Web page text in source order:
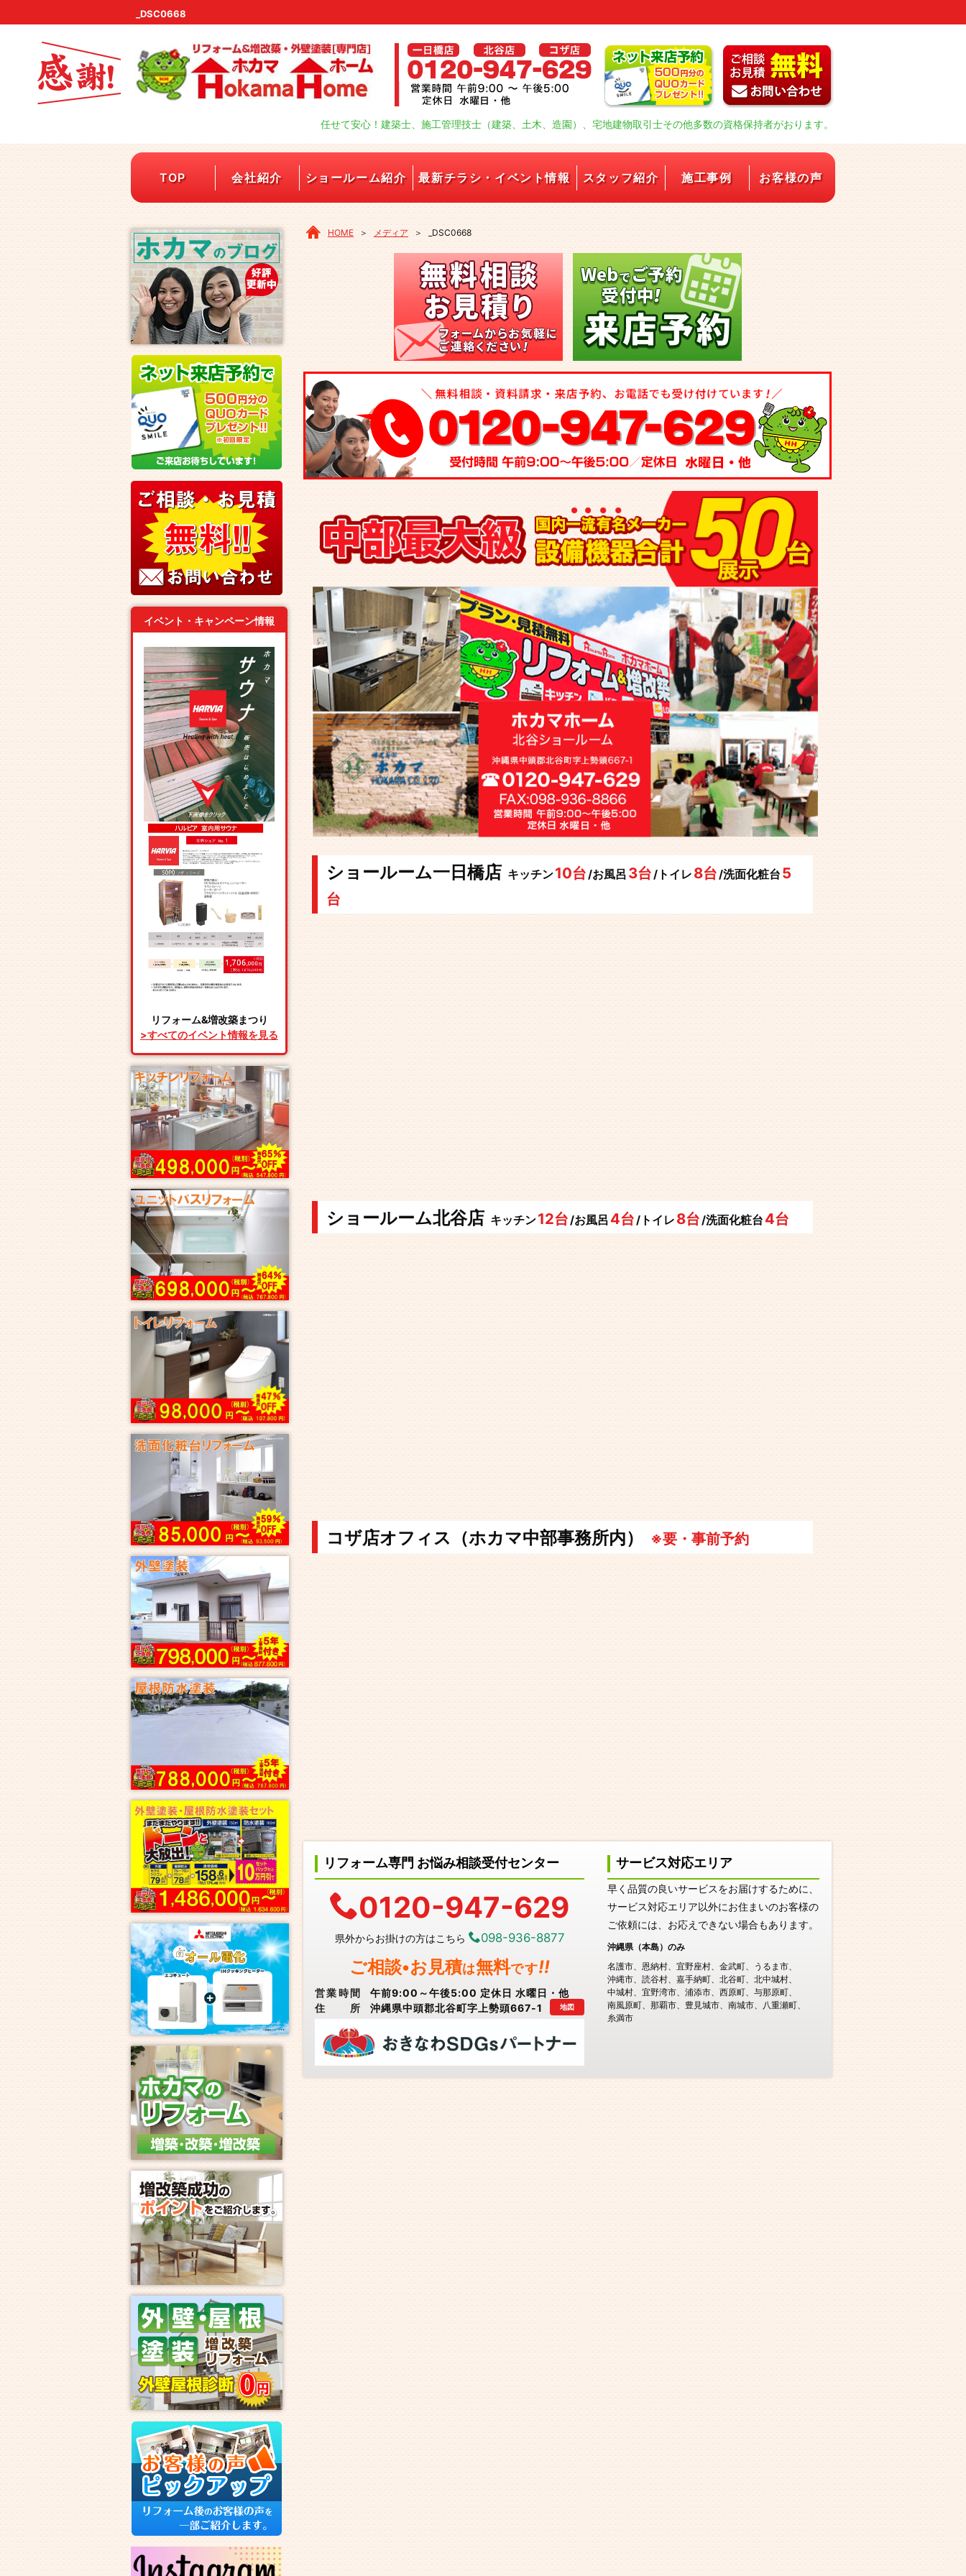
_DSC0668
任せて安心！建築士、施工管理技士（建築、土木、造園）、宅地建物取引士その他多数の資格保持者がおります。
TOP 会社紹介 ショールーム紹介 最新チラシ・イベント情報 スタッフ紹介 施工事例 お客様の声
HOME ＞ メディア ＞ _DSC0668
ショールーム一日橋店 キッチン10台/お風呂 3台/トイレ 8台/洗面化粧台 5
台
ショールーム北谷店 キッチン12台/お風呂 4台/トイレ 8台/洗面化粧台 4台
コザ店オフィス（ホカマ中部事務所内） ※要・事前予約
リフォーム専門 お悩み相談受付センター
0120-947-629
県外からお掛けの方はこちら 098-936-8877
ご相談•お見積は無料です!!
営業時間
午前9:00～午後5:00 定休日 水曜日・他
住所
沖縄県中頭郡北谷町字上勢頭667-1 地図
サービス対応エリア
早く品質の良いサービスをお届けするために、
サービス対応エリア以外にお住まいのお客様の
ご依頼には、お応えできない場合もあります。
沖縄県（本島）のみ
名護市
恩納村 宜野座村 金武町
うるま市
沖縄市
読谷村 嘉手納町 北谷町
北中城村
中城村
宜野湾市 浦添市 西原町
与那原町
南風原町
那覇市 豊見城市 南城市
八重瀬町
糸満市
イベント・キャンペーン情報
リフォーム&増改築まつり
>すべてのイベント情報を見る